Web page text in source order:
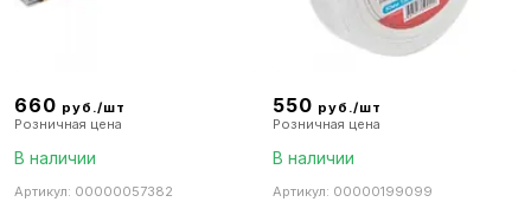
660 руб./шт
Розничная цена
В наличии
Артикул: 00000057382
550 руб./шт
Розничная цена
В наличии
Артикул: 00000199099